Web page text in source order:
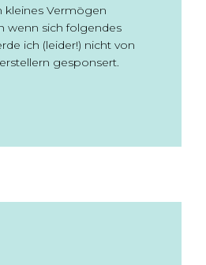
kleines Vermögen
wenn sich folgendes
ich (leider!) nicht von
gesponsert.